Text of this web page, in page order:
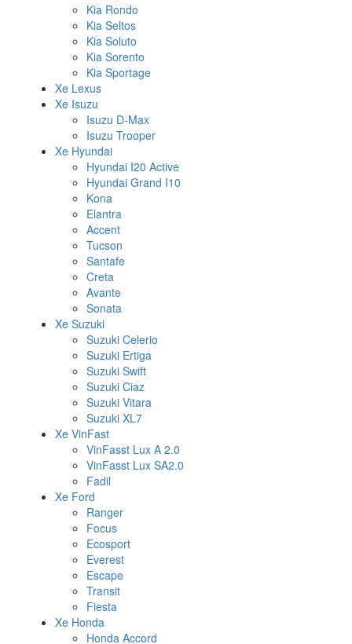
Kia Rondo
Kia Seltos
Kia Soluto
Kia Sorento
Kia Sportage
Xe Lexus
Xe Isuzu
Isuzu D-Max
Isuzu Trooper
Xe Hyundai
Hyundai I20 Active
Hyundai Grand I10
Kona
Elantra
Accent
Tucson
Santafe
Creta
Avante
Sonata
Xe Suzuki
Suzuki Celerio
Suzuki Ertiga
Suzuki Swift
Suzuki Ciaz
Suzuki Vitara
Suzuki XL7
Xe VinFast
VinFasst Lux A 2.0
VinFasst Lux SA2.0
Fadil
Xe Ford
Ranger
Focus
Ecosport
Everest
Escape
Transit
Fiesta
Xe Honda
Honda Accord